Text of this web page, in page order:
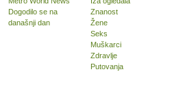
Dogodilo se na
današnji dan
Znanost
Žene
Seks
Muškarci
Zdravlje
Putovanja